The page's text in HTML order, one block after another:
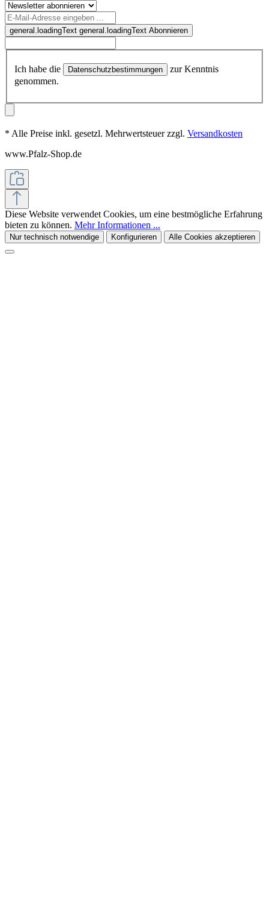
general.loadingText general.loadingText Abonnieren
Ich habe die Datenschutzbestimmungen
zur Kenntnis
genommen.
* Alle Preise inkl. gesetzl. Mehrwertsteuer zzgl. Versandkosten
www.Pfalz-Shop.de
Diese Website verwendet Cookies, um eine bestmögliche Erfahrung
bieten zu können. Mehr Informationen ...
Nur technisch notwendige Konfigurieren Alle Cookies akzeptieren